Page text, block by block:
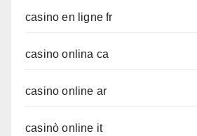
casino en ligne fr
casino onlina ca
casino online ar
casinò online it